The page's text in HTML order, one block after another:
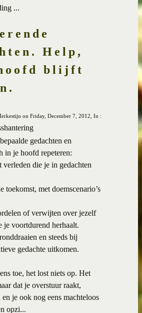
...
Help,
blijft
on Friday, December 7, 2012, In :
gedachten en
in je hoofd repeteren:
verleden die je in gedachten
toekomst, met doemscenario’s
of verwijten over jezelf
je voortdurend herhaalt.
en steeds bij
gedachte uitkomen.
toe, het lost niets op. Het
dat je overstuur raakt,
je ook nog eens machteloos
opzi...